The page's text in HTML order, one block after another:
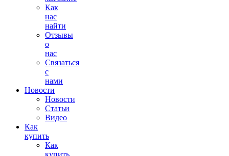
Как
нас
найти
Отзывы
о
нас
Связаться
с
нами
Новости
Новости
Статьи
Видео
Как
купить
Как
купить